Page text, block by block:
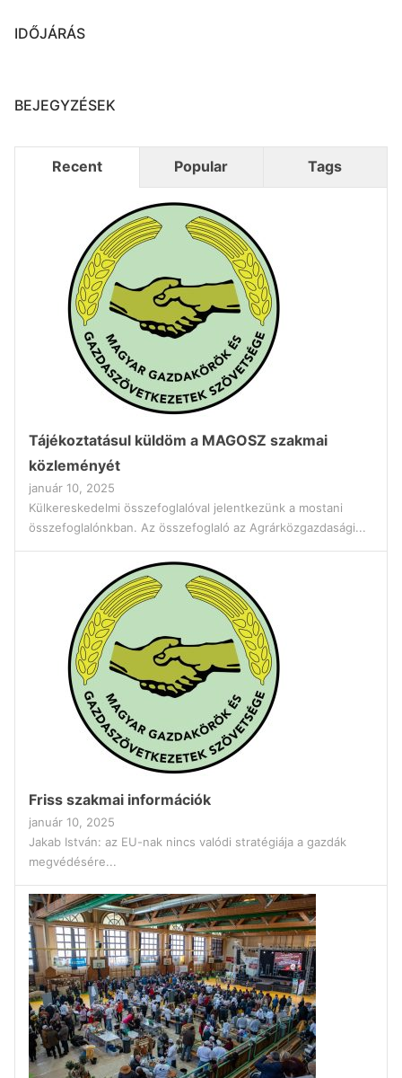
IDŐJÁRÁS
BEJEGYZÉSEK
Recent Popular Tags
Tájékoztatásul küldöm a MAGOSZ szakmai
közleményét
január 10, 2025
Külkereskedelmi összefoglalóval jelentkezünk a mostani
összefoglalónkban. Az összefoglaló az Agrárközgazdasági...
Friss szakmai információk
január 10, 2025
Jakab István: az EU-nak nincs valódi stratégiája a gazdák
megvédésére...